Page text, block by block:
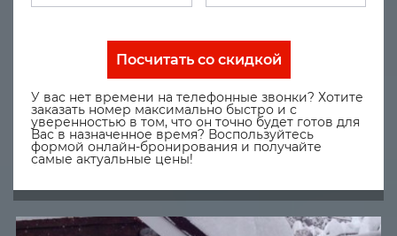
Посчитать со скидкой
У вас нет времени на телефонные звонки? Хотите
заказать номер максимально быстро и с
уверенностью в том, что он точно будет готов для
Вас в назначенное время? Воспользуйтесь
формой онлайн-бронирования и получайте
самые актуальные цены!